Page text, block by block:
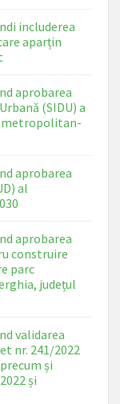
includerea
aparțin
aprobarea
(SIDU) a
metropolitan-
aprobarea
al
aprobarea
construire
parc
județul
validarea
nr. 241/2022
și
și